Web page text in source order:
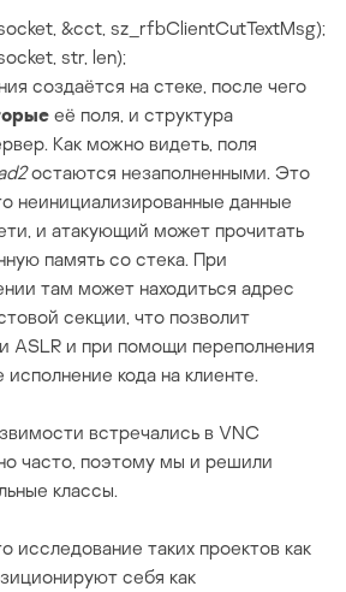
&cct, sz_rfbClientCutTextMsg);
str, len);
создаётся на стеке, после чего
её поля, и структура
Как можно видеть, поля
остаются незаполненными. Это
неинициализированные данные
и атакующий может прочитать
память со стека. При
там может находиться адрес
секции, что позволит
ASLR и при помощи переполнения
исполнение кода на клиенте.
встречались в VNC
часто, поэтому мы и решили
классы.
исследование таких проектов как
себя как